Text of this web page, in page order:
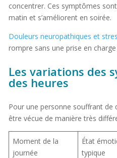
concentrer. Ces symptômes
matin et s’améliorent en soirée.
Douleurs neuropathiques et
rompre sans une prise en
Les variations des
des heures
Pour une personne souffrant de
être vécue de manière très
Moment de la
journée
État
typique